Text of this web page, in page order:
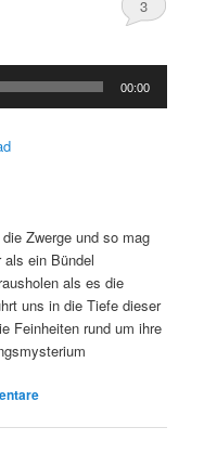
3
00:00
Zwerge und so mag
ein Bündel
als es die
uns in die Tiefe dieser
Feinheiten rund um ihre